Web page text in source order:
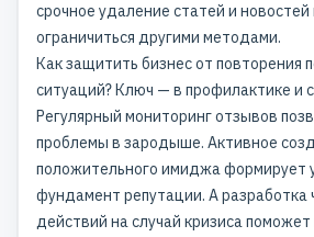
срочное удаление статей и
ограничиться другими методами.
Как защитить бизнес от повторения
ситуаций? Ключ — в профилактике и
Регулярный мониторинг отзывов
проблемы в зародыше. Активное
положительного имиджа формирует
фундамент репутации. А разработка
действий на случай кризиса